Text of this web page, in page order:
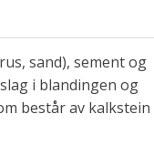
sand), sement og
i blandingen og
består av kalkstein